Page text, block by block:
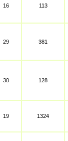
16 113
29 381
30 128
19 1324